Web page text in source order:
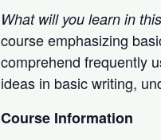
What will you learn in
course emphasizing
comprehend frequently
ideas in basic writing,
Course Information